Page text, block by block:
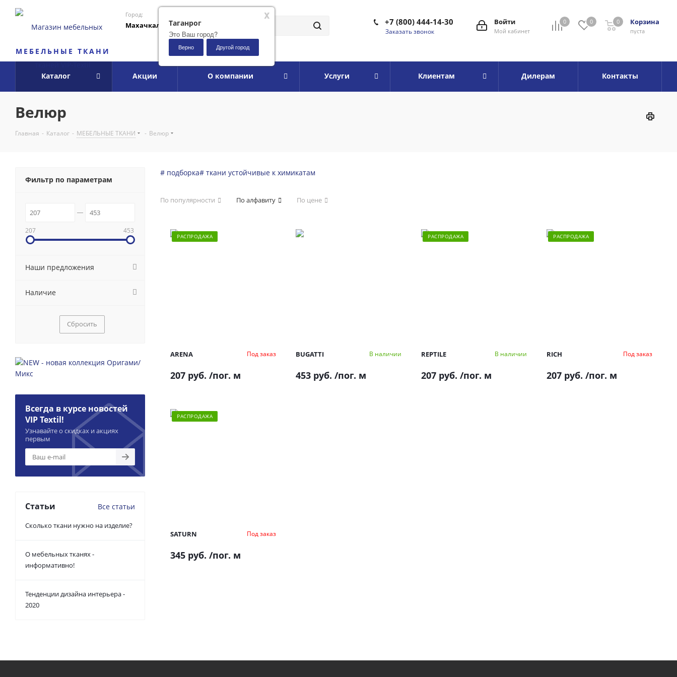
МЕБЕЛЬНЫЕ ТКАНИ
Город:
Махачкала 0 0 Корзина
пуста
0
Войти
Мой кабинет
+7 (800) 444-14-30
Заказать звонок
Каталог Акции О компании Услуги Клиентам Дилерам Контакты
x
Таганрог
Это Ваш город?
Верно Другой город
Велюр
Главная - Каталог - МЕБЕЛЬНЫЕ ТКАНИ - Велюр
# подборка# ткани устойчивые к химикатам
По популярности По алфавиту По цене
РАСПРОДАЖА
ARENA Под заказ
207 руб. /пог. м
BUGATTI В наличии
453 руб. /пог. м
РАСПРОДАЖА
REPTILE В наличии
207 руб. /пог. м
РАСПРОДАЖА
RICH Под заказ
207 руб. /пог. м
РАСПРОДАЖА
SATURN Под заказ
345 руб. /пог. м
Фильтр по параметрам
207 453
Наши предложения
Наличие
Сбросить
Всегда в курсе новостей
VIP Textil!
Узнавайте о скидках и акциях
первым
Статьи Все статьи
Сколько ткани нужно на изделие?
О мебельных тканях -
информативно!
Тенденции дизайна интерьера -
2020